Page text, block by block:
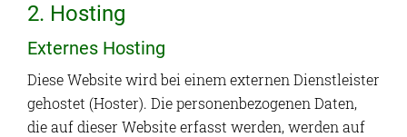
2. Hosting
Externes Hosting
Diese Website wird bei einem externen Dienstleister
gehostet (Hoster). Die personenbezogenen Daten,
die auf dieser Website erfasst werden, werden auf